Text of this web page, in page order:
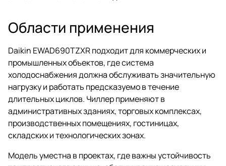
Области применения
Daikin EWAD690TZXR подходит для коммерческих и
промышленных объектов, где система
холодоснабжения должна обслуживать значительную
нагрузку и работать предсказуемо в течение
длительных циклов. Чиллер применяют в
административных зданиях, торговых комплексах,
производственных помещениях, гостиницах,
складских и технологических зонах.
Модель уместна в проектах, где важны устойчивость